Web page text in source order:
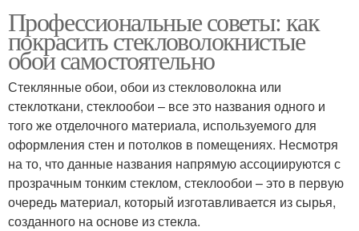
Профессиональные советы: как
покрасить стекловолокнистые
обои самостоятельно
Стеклянные обои, обои из стекловолокна или
стеклоткани, стеклообои – все это названия одного и
того же отделочного материала, используемого для
оформления стен и потолков в помещениях. Несмотря
на то, что данные названия напрямую ассоциируются с
прозрачным тонким стеклом, стеклообои – это в первую
очередь материал, который изготавливается из сырья,
созданного на основе из стекла.